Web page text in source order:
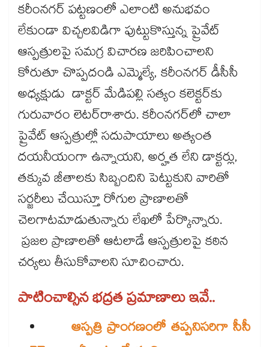
కరీంనగర్ పట్టణంలో ఎలాంటి అనుభవం
లేకుండా విచ్చలవిడిగా పుట్టుకొస్తున్న ప్రైవేట్
ఆస్పత్రులపై సమగ్ర విచారణ జరిపించాలని
కోరుతూ చొప్పదండి ఎమ్మెల్యే, కరీంనగర్ డీసీసీ
అధ్యక్షుడు డాక్టర్ మేడిపల్లి సత్యం కలెక్టర్‌‌‌‌కు
గురువారం లెటర్​రాశారు. కరీంనగర్‌‌లో చాలా
ప్రైవేట్ ఆస్పత్రుల్లో సదుపాయాలు అత్యంత
దయనీయంగా ఉన్నాయని, అర్హత లేని డాక్టర్లు,
తక్కువ జీతాలకు సిబ్బందిని పెట్టుకుని వారితో
సర్జరీలు చేయిస్తూ రోగుల ప్రాణాలతో
చెలగాటమాడుతున్నారు లేఖలో పేర్కొన్నారు.
ప్రజల ప్రాణాలతో ఆటలాడే ఆస్పత్రులపై కఠిన
చర్యలు తీసుకోవాలని సూచించారు.
పాటించాల్సిన భద్రత ప్రమాణాలు ఇవే..
ఆస్పత్రి ప్రాంగణంలో తప్పనిసరిగా సీసీ